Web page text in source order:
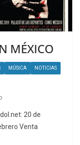
MÉXICO
MÚSICA NOTICIAS
20 de
Venta